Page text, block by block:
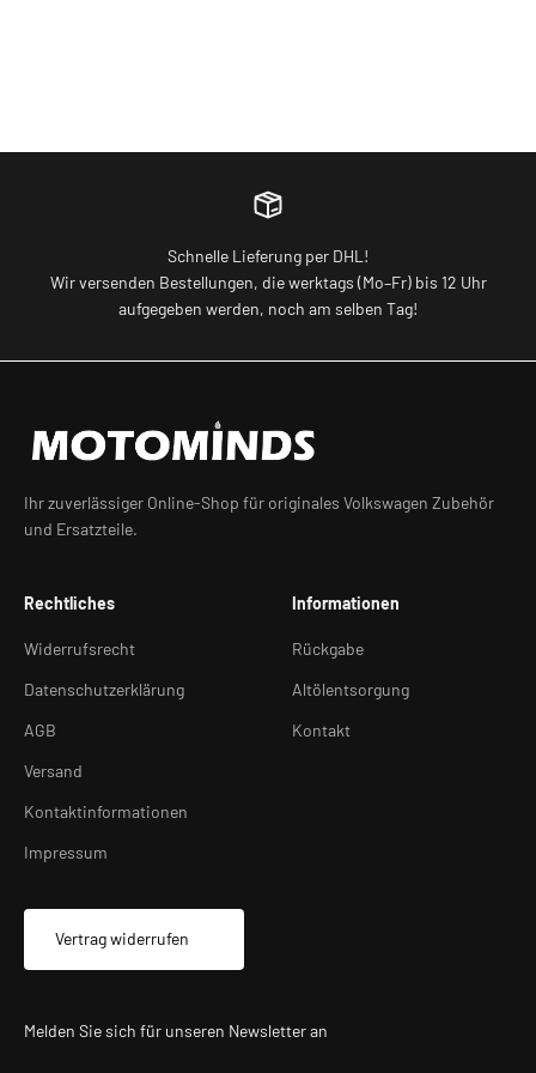
Schnelle Lieferung per DHL!
Wir versenden Bestellungen, die werktags (Mo–Fr) bis 12 Uhr
aufgegeben werden, noch am selben Tag!
Ihr zuverlässiger Online-Shop für originales Volkswagen Zubehör
und Ersatzteile.
Rechtliches
Widerrufsrecht
Datenschutzerklärung
AGB
Versand
Kontaktinformationen
Impressum
Vertrag widerrufen
Informationen
Rückgabe
Altölentsorgung
Kontakt
Melden Sie sich für unseren Newsletter an